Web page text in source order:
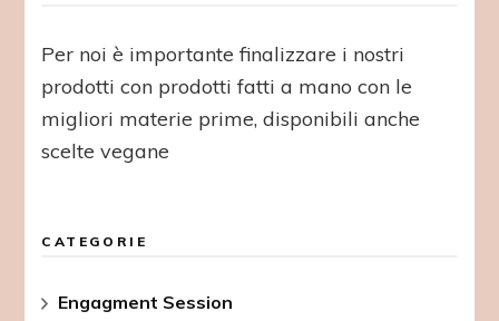
Per noi è importante finalizzare i nostri
prodotti con prodotti fatti a mano con le
migliori materie prime, disponibili anche
scelte vegane
CATEGORIE
Engagment Session